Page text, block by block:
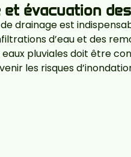
et évacuation
drainage est
d’eau et des
eaux pluviales doit être
les risques